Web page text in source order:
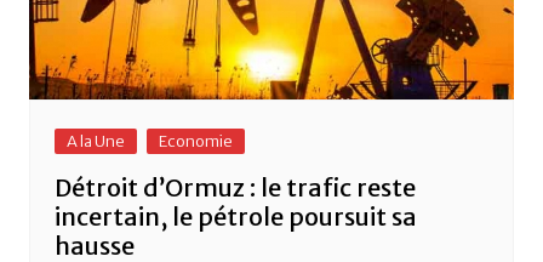
A la Une Economie
Détroit d’Ormuz : le trafic reste
incertain, le pétrole poursuit sa
hausse